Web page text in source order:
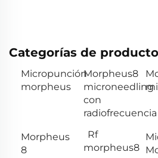
Categorías de
Micropunción
morpheus
Morpheus8
microneedling
con
radiofrecuencia
Morpheus
8
Rf
morpheus8